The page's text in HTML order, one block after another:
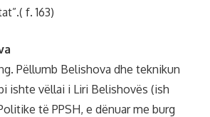
f. 163)
Pëllumb Belishova dhe teknikun
ishte vëllai i Liri Belishovës (ish
të PPSH, e dënuar me burg